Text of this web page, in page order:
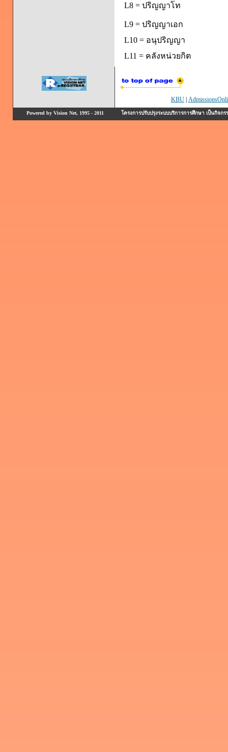
L8 = ปริญญาโท
L9 = ปริญญาเอก
L10 = อนุปริญญา
L11 = คลังหน่วยกิต
KBU
Powered by Vision Net, 1995 - 2011 โครงการปรับปรุงระบบบริการการศึกษา เป็นกิ